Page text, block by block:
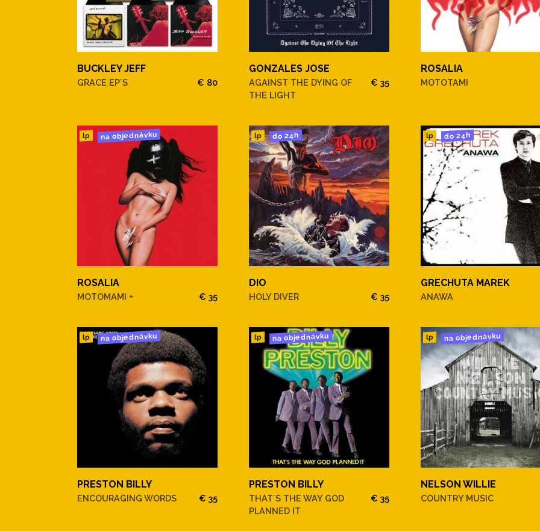
BUCKLEY JEFF
GRACE EP´S € 80
GONZALES JOSE
AGAINST THE DYING OF
THE LIGHT
€ 35
ROSALIA
MOTOTAMI
lp na objednávku
ROSALIA
MOTOMAMI + € 35
lp do 24h
DIO
HOLY DIVER € 35
lp do 24h
GRECHUTA MAREK
ANAWA
lp na objednávku
PRESTON BILLY
ENCOURAGING WORDS € 35
lp na objednávku
PRESTON BILLY
THAT´S THE WAY GOD
PLANNED IT
€ 35
lp na objednávku
NELSON WILLIE
COUNTRY MUSIC